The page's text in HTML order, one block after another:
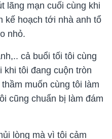
lãng mạn cuối cùng khi
kế hoạch tới nhà anh tổ
nhỏ.
cả buổi tối tôi cùng
khi tôi đang cuộn tròn
muốn cùng tôi làm
cũng chuẩn bị làm đám
lòng mà vì tôi cảm